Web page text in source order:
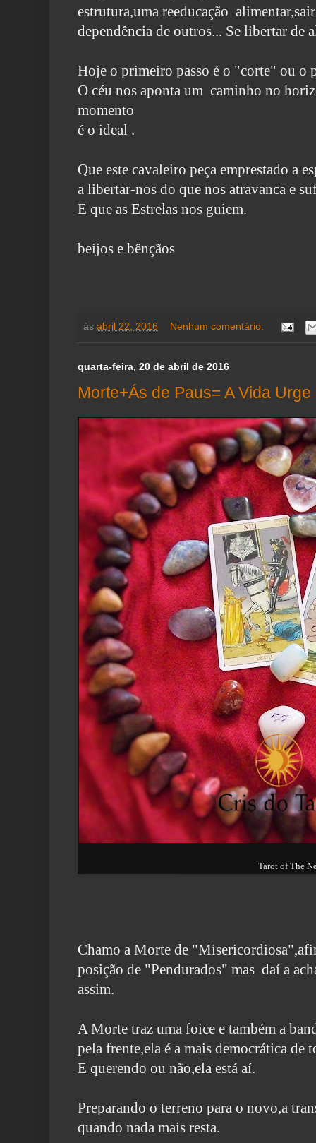
estrutura,uma reeducação
dependência de outros... Se libertar de
Hoje o primeiro passo é o "corte" ou o
O céu nos aponta um caminho no
momento
é o ideal .
Que este cavaleiro peça emprestado a
a libertar-nos do que nos atravanca e
E que as Estrelas nos guiem.
beijos e bênçãos
às abril 22, 2016 Nenhum comentário:
quarta-feira, 20 de abril de 2016
Morte+Ás de Paus= A Vida Urge
Tarot of The
Chamo a Morte de
posição de "Pendurados" mas daí a
assim.
A Morte traz uma foice e também a
pela frente,ela é a mais democrática de
E querendo ou não,ela está aí.
Preparando o terreno para o novo,a
quando nada mais resta.